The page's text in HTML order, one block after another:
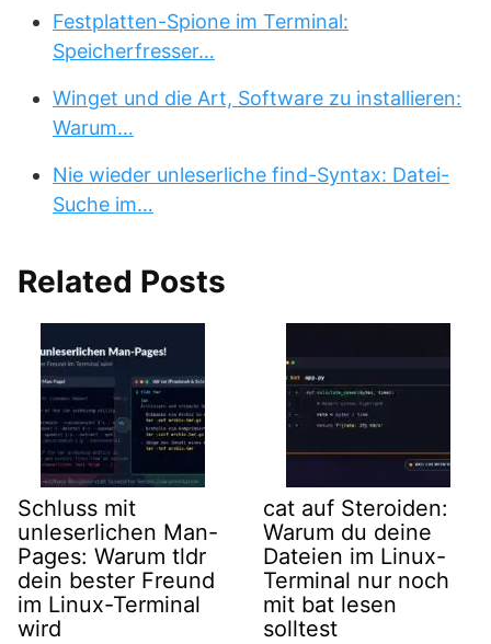
Festplatten-Spione im Terminal:
Speicherfresser…
Winget und die Art, Software zu installieren:
Warum…
Nie wieder unleserliche find-Syntax: Datei-
Suche im…
Related Posts
Schluss mit
unleserlichen Man-
Pages: Warum tldr
dein bester Freund
im Linux-Terminal
wird
cat auf Steroiden:
Warum du deine
Dateien im Linux-
Terminal nur noch
mit bat lesen
solltest